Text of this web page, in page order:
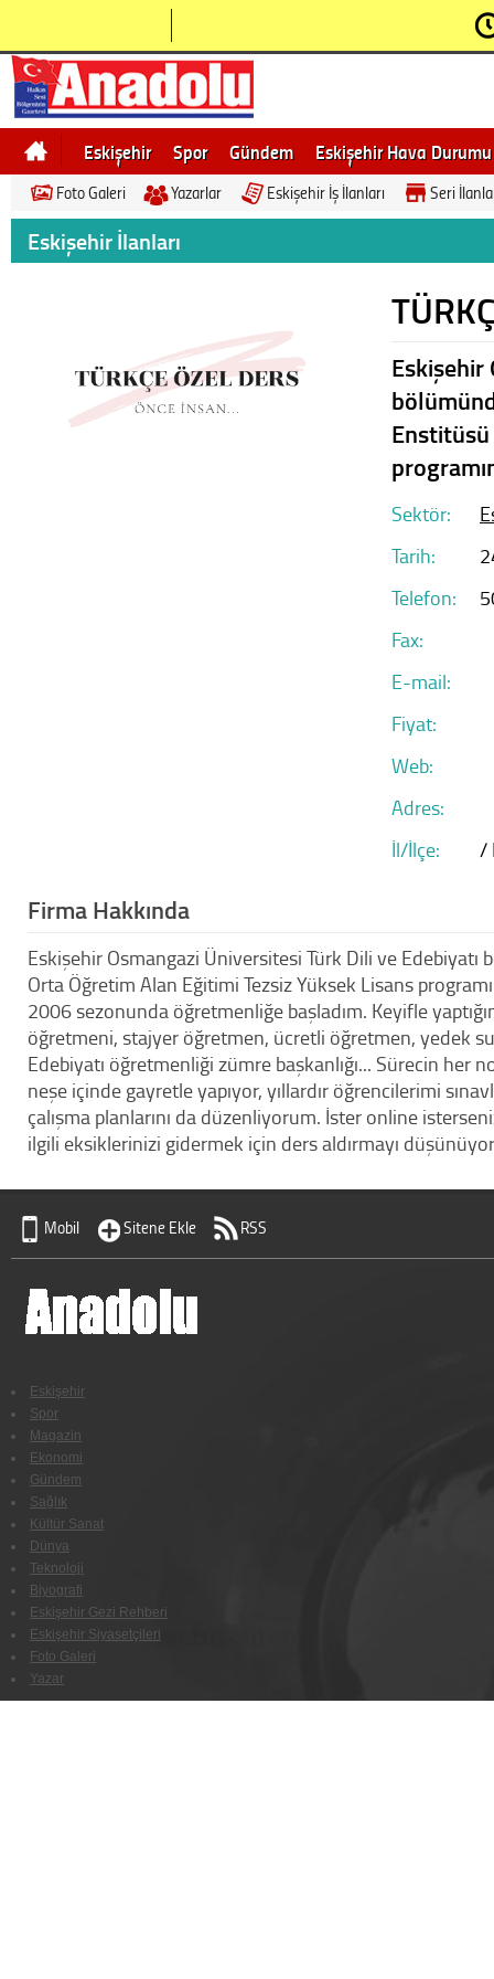
Eskişehir Spor Gündem
Eskişehir Hava Durumu
Bilecik
Ne demek Eskişehir Gezi Rehberi
Foto Galeri Yazarlar Eskişehir İş İlanları Seri
Eskişehir İlanları
Eskişehir
Enstitüsü
Sektör:
Tarih:
Telefon:
Fax:
E-mail:
Fiyat:
Web:
Adres:
İl/İlçe:
/
Firma Hakkında
Eskişehir Osmangazi Üniversitesi Türk Dili ve
Orta Öğretim Alan Eğitimi Tezsiz Yüksek Lisans
2006 sezonunda öğretmenliğe başladım. Keyifle
öğretmeni, stajyer öğretmen, ücretli öğretmen, yedek
Edebiyatı öğretmenliği zümre başkanlığı... Sürecin
neşe içinde gayretle yapıyor, yıllardır öğrencilerimi
çalışma planlarını da düzenliyorum. İster online
ilgili eksiklerinizi gidermek için ders aldırmayı
Mobil Sitene Ekle RSS
Eskişehir
Spor
Magazin
Ekonomi
Gündem
Sağlık
Kültür Sanat
Dünya
Teknoloji
Biyografi
Eskişehir Gezi Rehberi
Eskişehir Siyasetçileri
Foto Galeri
Yazar